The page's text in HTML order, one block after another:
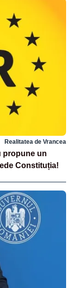
Realitatea de Vrancea
propune un
Constituția!